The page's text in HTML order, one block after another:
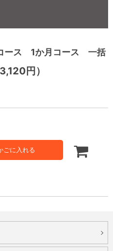
コース 1か月コース 一括
円）
ごに入れる